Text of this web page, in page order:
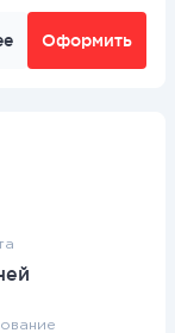
Оформить